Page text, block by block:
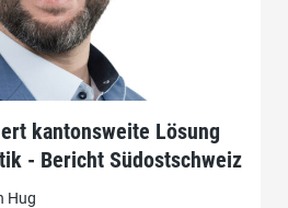
kantonsweite Lösung
- Bericht Südostschweiz
Hug